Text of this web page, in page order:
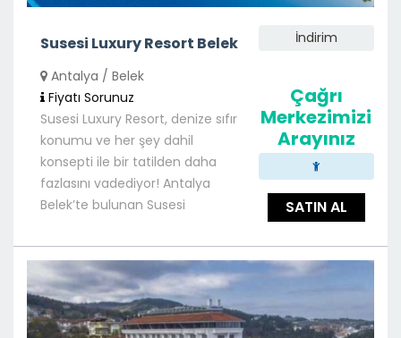
Susesi Luxury Resort Belek
Antalya / Belek
Fiyatı Sorunuz
Susesi Luxury Resort, denize sıfır
konumu ve her şey dahil
konsepti ile bir tatilden daha
fazlasını vadediyor! Antalya
Belek’te bulunan Susesi
İndirim
Çağrı
Merkezimizi
Arayınız
SATIN AL